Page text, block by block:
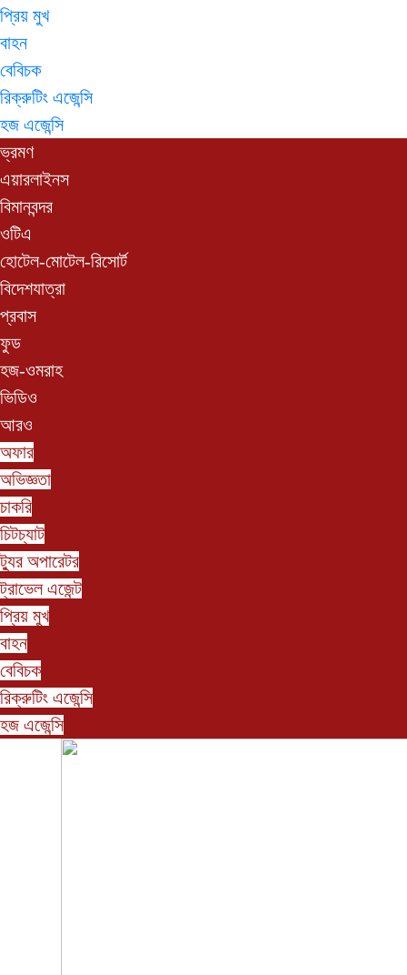
প্রিয় মুখ
বাহন
বেবিচক
রিক্রুটিং এজেন্সি
হজ এজেন্সি
ভ্রমণ
এয়ারলাইনস
বিমানবন্দর
ওটিএ
হোটেল-মোটেল-রিসোর্ট
বিদেশযাত্রা
প্রবাস
ফুড
হজ-ওমরাহ
ভিডিও
আরও
অফার
অভিজ্ঞতা
চাকরি
চিটচ্যাট
ট্যুর অপারেটর
ট্রাভেল এজেন্ট
প্রিয় মুখ
বাহন
বেবিচক
রিক্রুটিং এজেন্সি
হজ এজেন্সি